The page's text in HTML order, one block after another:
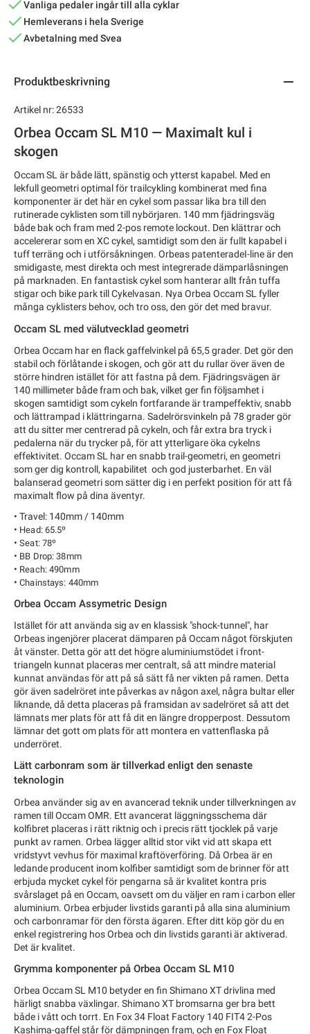
Vanliga pedaler ingår till alla cyklar
Hemleverans i hela Sverige
Avbetalning med Svea
Produktbeskrivning
Artikel nr: 26533
Orbea Occam SL M10 — Maximalt kul i
skogen
Occam SL är både lätt, spänstig och ytterst kapabel. Med en
lekfull geometri optimal för trailcykling kombinerat med fina
komponenter är det här en cykel som passar lika bra till den
rutinerade cyklisten som till nybörjaren. 140 mm fjädringsväg
både bak och fram med 2-pos remote lockout. Den klättrar och
accelererar som en XC cykel, samtidigt som den är fullt kapabel i
tuff terräng och i utförsåkningen. Orbeas patenteradeI-line är den
smidigaste, mest direkta och mest integrerade dämparlåsningen
på marknaden. En fantastisk cykel som hanterar allt från tuffa
stigar och bike park till Cykelvasan. Nya Orbea Occam SL fyller
många cyklisters behov, och tro oss, den gör det med bravur.
Occam SL med välutvecklad geometri
Orbea Occam har en flack gaffelvinkel på 65,5 grader. Det gör den
stabil och förlåtande i skogen, och gör att du rullar över även de
större hindren istället för att fastna på dem. Fjädringsvägen är
140 millimeter både fram och bak, vilket ger fin följsamhet i
skogen samtidigt som cykeln fortfarande är trampeffektiv, snabb
och lättrampad i klättringarna. Sadelrörsvinkeln på 78 grader gör
att du sitter mer centrerad på cykeln, och får extra bra tryck i
pedalerna när du trycker på, för att ytterligare öka cykelns
effektivitet. Occam SL har en snabb trail-geometri, en geometri
som ger dig kontroll, kapabilitet och god justerbarhet. En väl
balanserad geometri som sätter dig i en perfekt position för att få
maximalt flow på dina äventyr.
• Travel: 140mm / 140mm
• Head: 65.5º
• Seat: 78º
• BB Drop: 38mm
• Reach: 490mm
• Chainstays: 440mm
Orbea Occam Assymetric Design
Istället för att använda sig av en klassisk "shock-tunnel", har
Orbeas ingenjörer placerat dämparen på Occam något förskjuten
åt vänster. Detta gör att det högre aluminiumstödet i front-
triangeln kunnat placeras mer centralt, så att mindre material
kunnat användas för att på så sätt få ner vikten på ramen. Detta
gör även sadelröret inte påverkas av någon axel, några bultar eller
liknande, då detta placeras på framsidan av sadelröret så att det
lämnats mer plats för att få dit en längre dropperpost. Dessutom
lämnar det gott om plats för att montera en vattenflaska på
underröret.
Lätt carbonram som är tillverkad enligt den senaste
teknologin
Orbea använder sig av en avancerad teknik under tillverkningen av
ramen till Occam OMR. Ett avancerat läggningsschema där
kolfibret placeras i rätt riktnig och i precis rätt tjocklek på varje
punkt av ramen. Orbea lägger alltid stor vikt vid att skapa ett
vridstyvt vevhus för maximal kraftöverföring. Då Orbea är en
ledande producent inom kolfiber samtidigt som de brinner för att
erbjuda mycket cykel för pengarna så är kvalitet kontra pris
svårslaget på en Occam, oavsett om du väljer en ram i carbon eller
aluminium. Orbea erbjuder livstids garanti på alla sina aluminium
och carbonramar för den första ägaren. Efter ditt köp gör du en
enkel registrering hos Orbea och din livstids garanti är aktiverad.
Det är kvalitet.
Grymma komponenter på Orbea Occam SL M10
Orbea Occam SL M10 betyder en fin Shimano XT drivlina med
härligt snabba växlingar. Shimano XT bromsarna ger bra bett
både i vått och torrt. En Fox 34 Float Factory 140 FIT4 2-Pos
Kashima-gaffel står för dämpningen fram, och en Fox Float